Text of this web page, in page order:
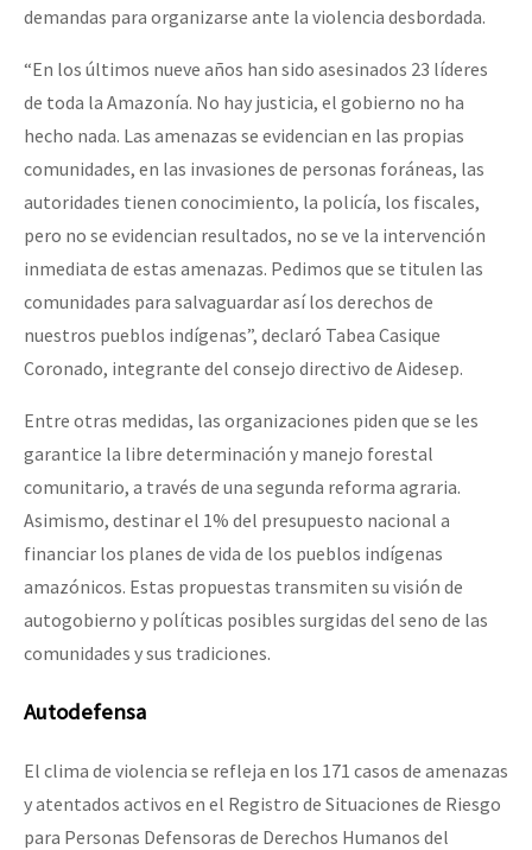
demandas para organizarse ante la violencia desbordada.
“En los últimos nueve años han sido asesinados 23 líderes
de toda la Amazonía. No hay justicia, el gobierno no ha
hecho nada. Las amenazas se evidencian en las propias
comunidades, en las invasiones de personas foráneas, las
autoridades tienen conocimiento, la policía, los fiscales,
pero no se evidencian resultados, no se ve la intervención
inmediata de estas amenazas. Pedimos que se titulen las
comunidades para salvaguardar así los derechos de
nuestros pueblos indígenas”, declaró Tabea Casique
Coronado, integrante del consejo directivo de Aidesep.
Entre otras medidas, las organizaciones piden que se les
garantice la libre determinación y manejo forestal
comunitario, a través de una segunda reforma agraria.
Asimismo, destinar el 1% del presupuesto nacional a
financiar los planes de vida de los pueblos indígenas
amazónicos. Estas propuestas transmiten su visión de
autogobierno y políticas posibles surgidas del seno de las
comunidades y sus tradiciones.
Autodefensa
El clima de violencia se refleja en los 171 casos de amenazas
y atentados activos en el Registro de Situaciones de Riesgo
para Personas Defensoras de Derechos Humanos del